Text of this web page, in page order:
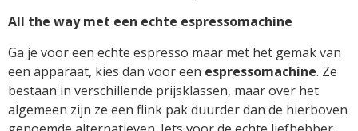
All the way met een echte espressomachine
Ga je voor een echte espresso maar met het gemak van
een apparaat, kies dan voor een espressomachine. Ze
bestaan in verschillende prijsklassen, maar over het
algemeen zijn ze een flink pak duurder dan de hierboven